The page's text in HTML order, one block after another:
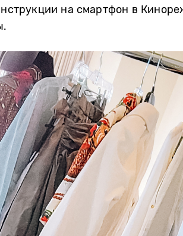
на смартфон в